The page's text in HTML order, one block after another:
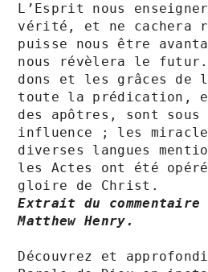
L’Esprit nous
vérité, et ne cachera
puisse nous être
nous révèlera le futur.
dons et les grâces de
toute la prédication,
des apôtres, sont sous
influence ; les
diverses langues
les Actes ont été
Extrait du commentaire
Matthew Henry.
Découvrez et